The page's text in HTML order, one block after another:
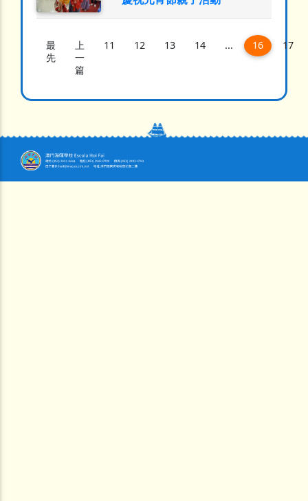
最
先
上
一
篇
11 12 13 14 ... 16(current)
17